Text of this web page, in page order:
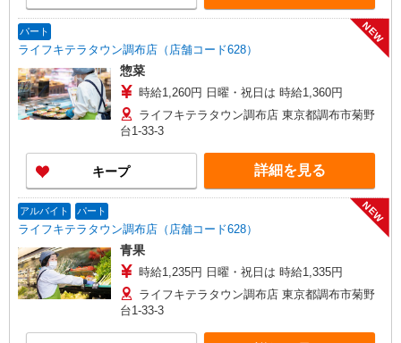
パート
ライフキテラタウン調布店（店舗コード628）
NEW
惣菜
時給1,260円 日曜・祝日は 時給1,360円
ライフキテラタウン調布店 東京都調布市菊野
台1-33-3
キープ 詳細を見る
アルバイト パート
ライフキテラタウン調布店（店舗コード628）
NEW
青果
時給1,235円 日曜・祝日は 時給1,335円
ライフキテラタウン調布店 東京都調布市菊野
台1-33-3